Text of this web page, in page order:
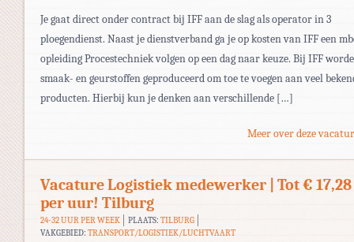
Je gaat direct onder contract bij IFF aan de slag als operator in 3
ploegendienst. Naast je dienstverband ga je op kosten van IFF een
opleiding Procestechniek volgen op een dag naar keuze. Bij IFF
smaak- en geurstoffen geproduceerd om toe te voegen aan veel
producten. Hierbij kun je denken aan verschillende […]
Meer over deze
Vacature Logistiek medewerker | Tot € 17,28
per uur! Tilburg
24-32 UUR PER WEEK PLAATS: TILBURG
VAKGEBIED: TRANSPORT/LOGISTIEK/LUCHTVAART